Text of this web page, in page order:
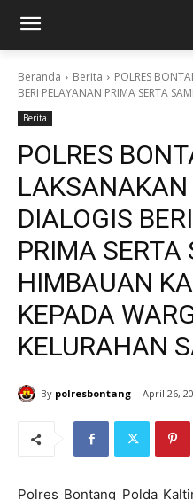
Beranda Berita
POLRES
BERI PELAYANAN PRIMA SERTA
Berita
POLRES
LAKSANAKAN
DIALOGIS
PRIMA
HIMBAUAN
KEPADA
KELURAHAN
By polresbontang April 26,
Polres Bontang Polda